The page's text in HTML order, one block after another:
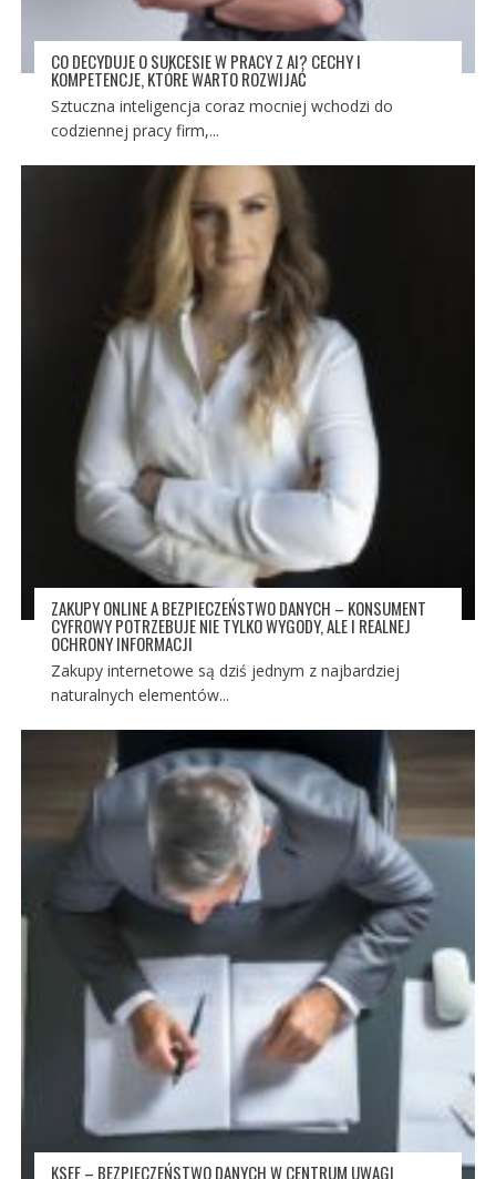
CO DECYDUJE O SUKCESIE W PRACY Z AI? CECHY I
KOMPETENCJE, KTÓRE WARTO ROZWIJAĆ
Sztuczna inteligencja coraz mocniej wchodzi do
codziennej pracy firm,...
ZAKUPY ONLINE A BEZPIECZEŃSTWO DANYCH – KONSUMENT
CYFROWY POTRZEBUJE NIE TYLKO WYGODY, ALE I REALNEJ
OCHRONY INFORMACJI
Zakupy internetowe są dziś jednym z najbardziej
naturalnych elementów...
KSEF – BEZPIECZEŃSTWO DANYCH W CENTRUM UWAGI